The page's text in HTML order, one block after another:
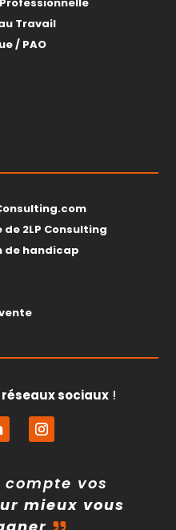
Travail
/ PAO
2LP Consulting
de handicap
réseaux sociaux !
compte vos
mieux vous